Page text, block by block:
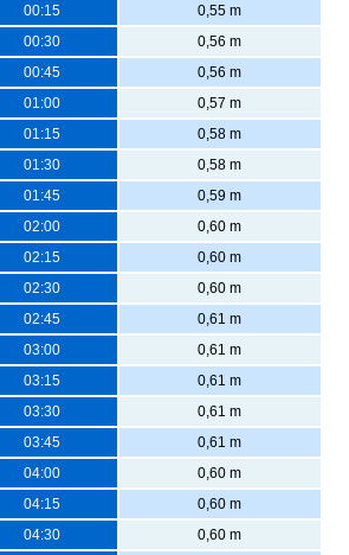
00:15
0,55 m
00:30
0,56 m
00:45
0,56 m
01:00
0,57 m
01:15
0,58 m
01:30
0,58 m
01:45
0,59 m
02:00
0,60 m
02:15
0,60 m
02:30
0,60 m
02:45
0,61 m
03:00
0,61 m
03:15
0,61 m
03:30
0,61 m
03:45
0,61 m
04:00
0,60 m
04:15
0,60 m
04:30
0,60 m